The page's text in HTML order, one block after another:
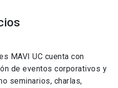
MAVI UC cuenta con
de eventos corporativos y
seminarios, charlas,